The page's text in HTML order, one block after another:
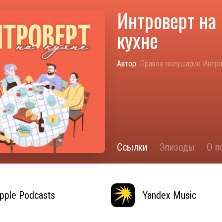
Интроверт на
кухне
Автор: Правое полушарие
Ссылки Эпизоды О
Podcasts Yandex Music